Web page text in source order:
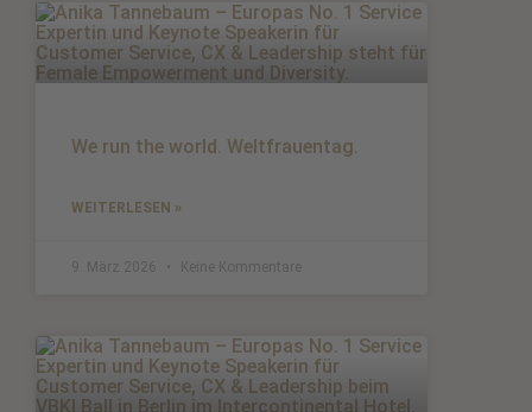
We run the world. Weltfrauentag.
WEITERLESEN »
9. März 2026 Keine Kommentare